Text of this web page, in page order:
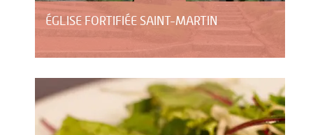
ÉGLISE FORTIFIÉE SAINT-MARTIN